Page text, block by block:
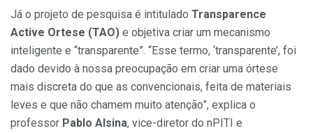
Já o projeto de pesquisa é intitulado Transparence
Active Ortese (TAO) e objetiva criar um mecanismo
inteligente e “transparente”. “Esse termo, ‘transparente’, foi
dado devido à nossa preocupação em criar uma órtese
mais discreta do que as convencionais, feita de materiais
leves e que não chamem muito atenção”, explica o
professor Pablo Alsina, vice-diretor do nPITI e